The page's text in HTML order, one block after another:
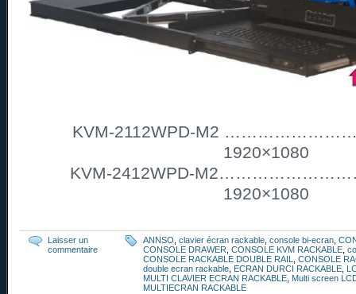
KVM-2112WPD-M2 …………………….
1920×1080
KVM-2412WPD-
1920×1080
Laisser un
commentaire
ANNSO, clavier écran rackable, console bi-ecran,
CONSOLE DRAWER, CONSOLE KVM RACKABLE,
CONSOLE RACKABLE DOUBLE RAIL, CONSOLE
double ecran rackable, ECRAN DURCI RACKABLE,
MULTI CLAVIER ECRAN RACKABLE, Multi screen
MULTIECRAN RACKABLE